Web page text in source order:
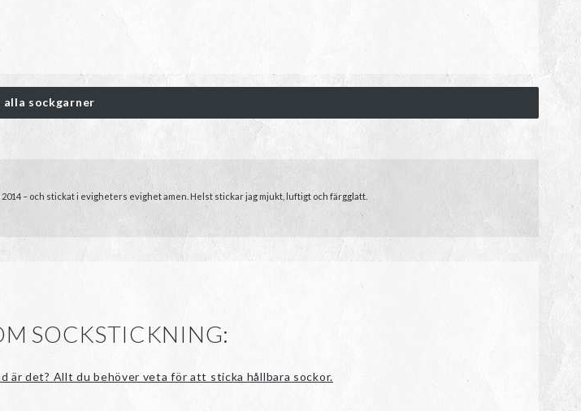
alla sockgarner
– och stickat i evigheters evighet amen. Helst stickar jag mjukt, luftigt och färgglatt.
SOCKSTICKNING:
är det? Allt du behöver veta för att sticka hållbara sockor.